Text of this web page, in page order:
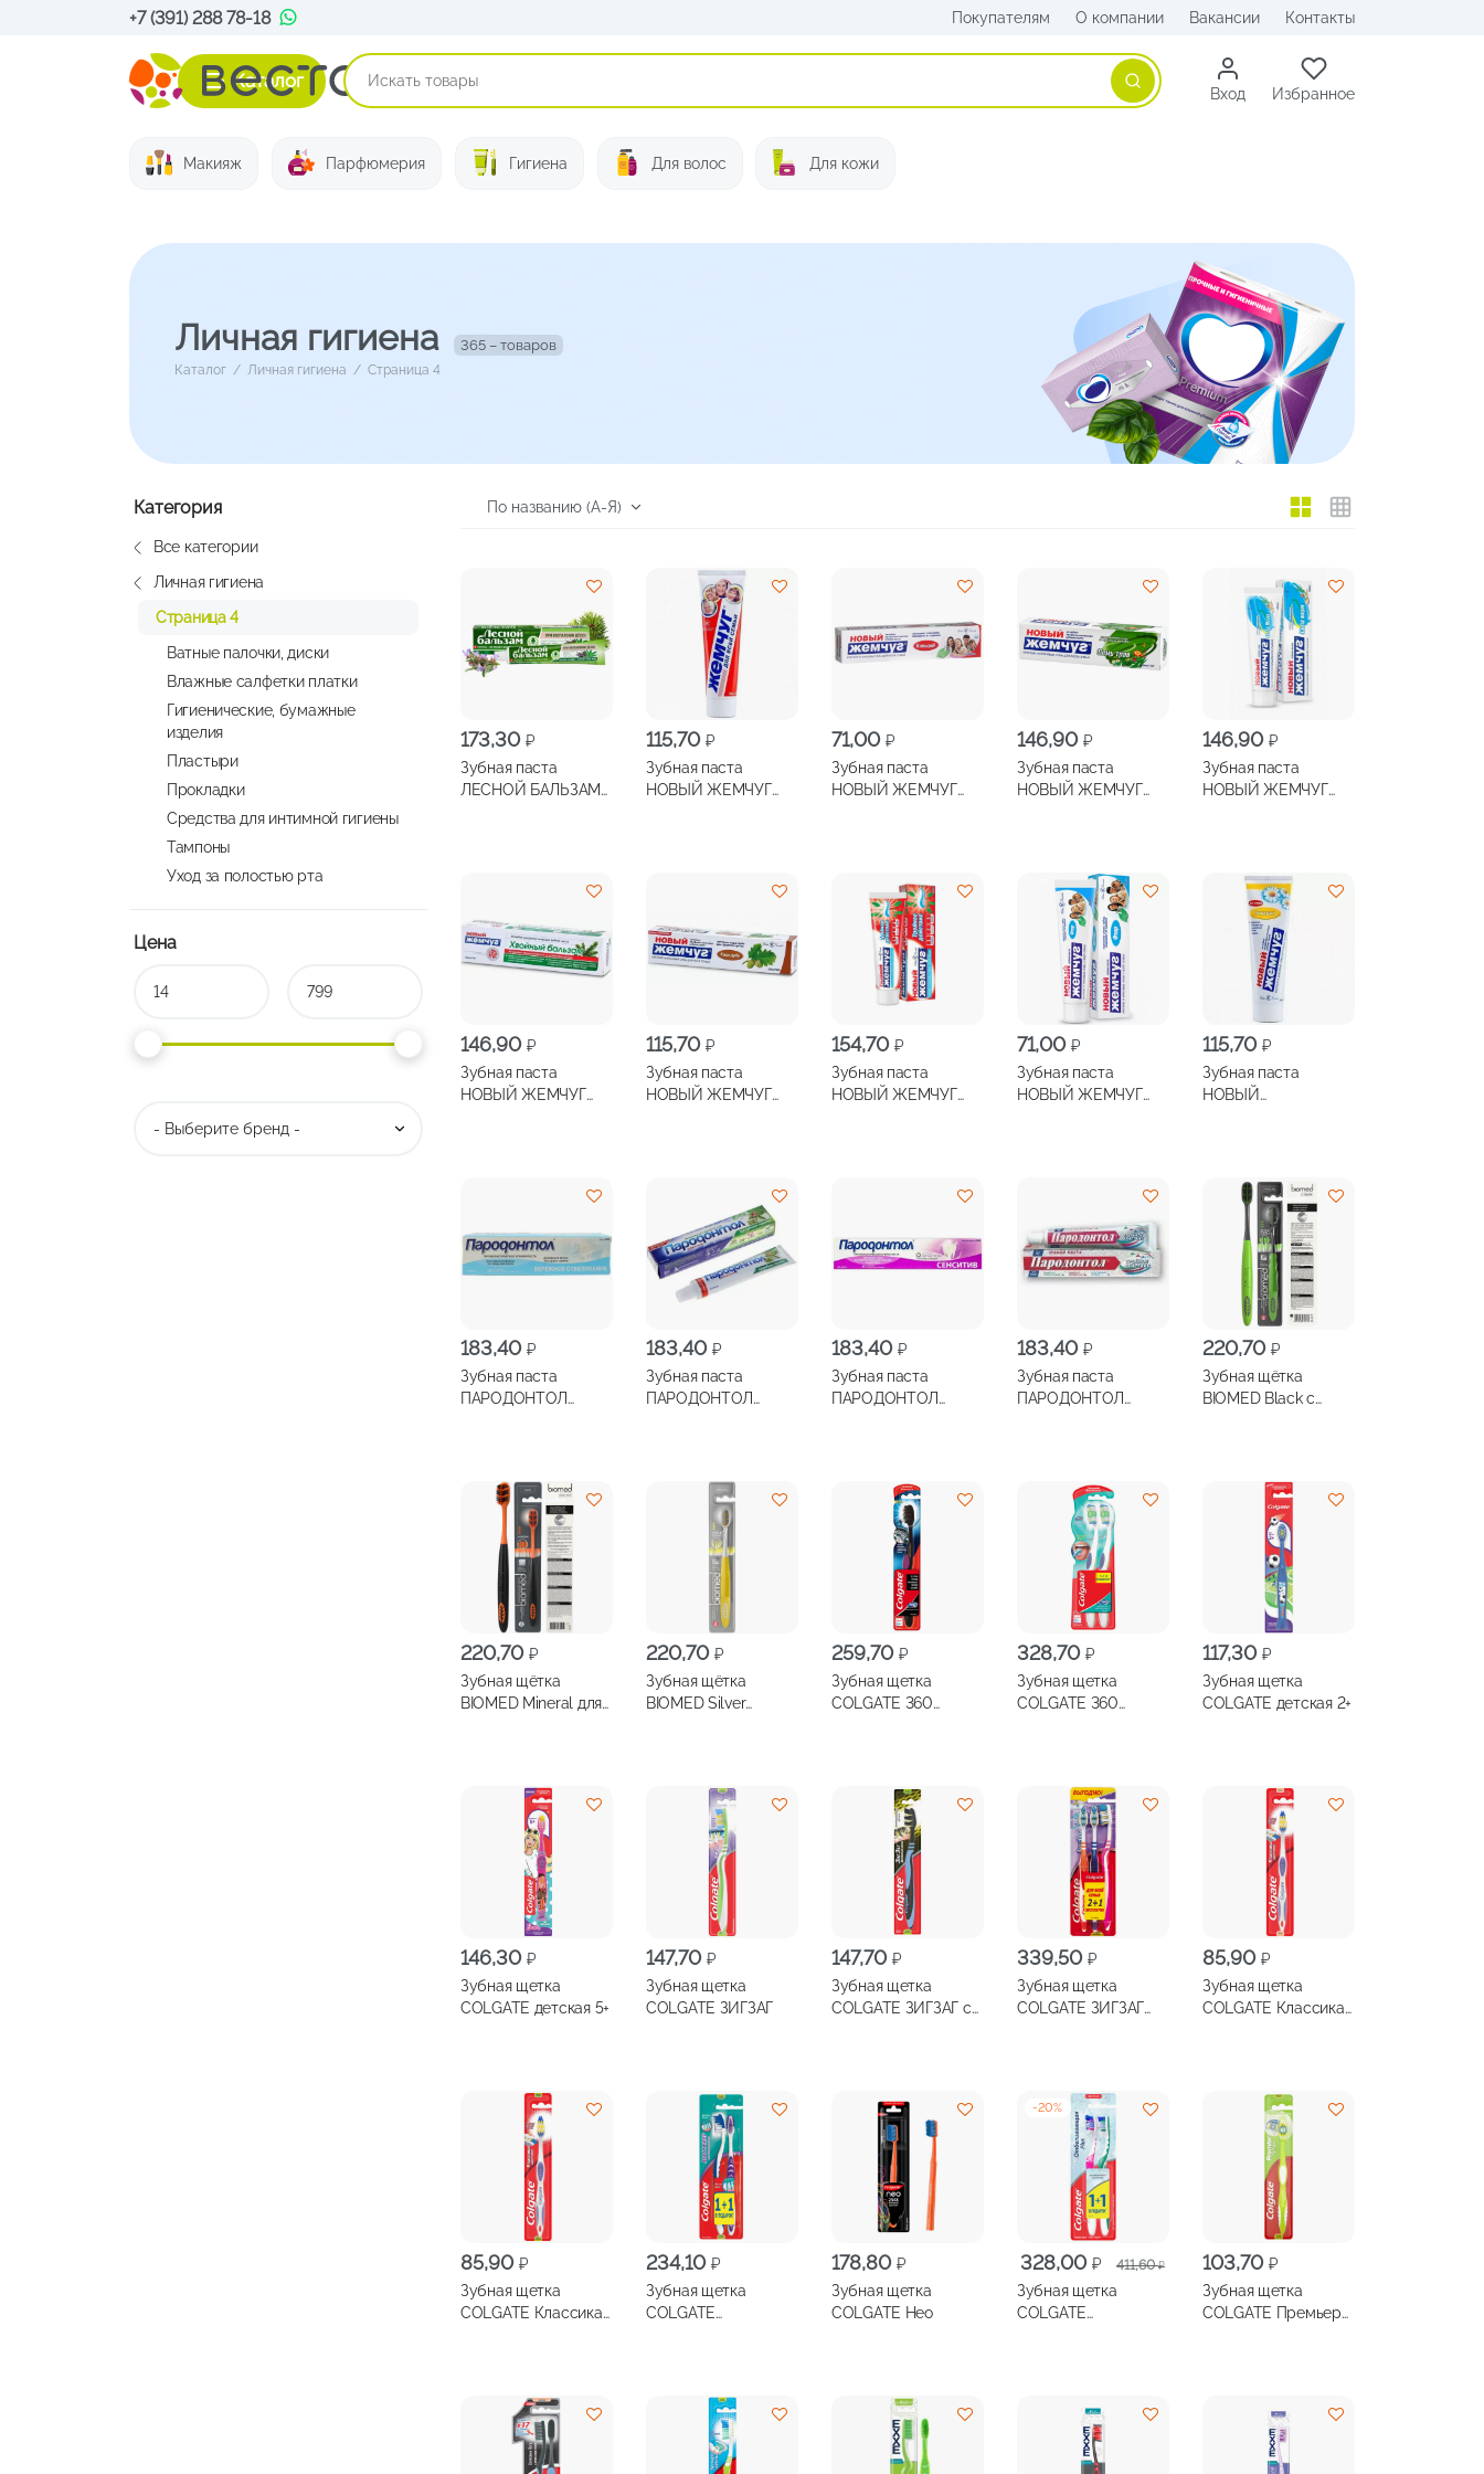
+7 (391) 288 78-18 Покупателям О компании Вакансии Контакты
Каталог
Поиск
Вход Избранное
Макияж Парфюмерия Гигиена Для волос Для кожи
Личная гигиена 365 – товаров
Каталог / Личная гигиена / Страница 4
Категория
Все категории
Личная гигиена
Страница 4
Ватные палочки, диски
Влажные салфетки платки
Гигиенические, бумажные
изделия
Пластыри
Прокладки
Средства для интимной гигиены
Тампоны
Уход за полостью рта
Цена
173,30 ₽
Зубная паста
ЛЕСНОЙ БАЛЬЗАМ
115,70 ₽
Зубная паста
НОВЫЙ ЖЕМЧУГ
71,00 ₽
Зубная паста
НОВЫЙ ЖЕМЧУГ
146,90 ₽
Зубная паста
НОВЫЙ ЖЕМЧУГ
146,90 ₽
Зубная паста
НОВЫЙ ЖЕМЧУГ
146,90 ₽
Зубная паста
НОВЫЙ ЖЕМЧУГ
115,70 ₽
Зубная паста
НОВЫЙ ЖЕМЧУГ
154,70 ₽
Зубная паста
НОВЫЙ ЖЕМЧУГ
71,00 ₽
Зубная паста
НОВЫЙ ЖЕМЧУГ
115,70 ₽
Зубная паста
НОВЫЙ
183,40 ₽
Зубная паста
ПАРОДОНТОЛ
183,40 ₽
Зубная паста
ПАРОДОНТОЛ
183,40 ₽
Зубная паста
ПАРОДОНТОЛ
183,40 ₽
Зубная паста
ПАРОДОНТОЛ
220,70 ₽
Зубная щётка
BIOMED Black c
220,70 ₽
Зубная щётка
BIOMED Mineral для
220,70 ₽
Зубная щётка
BIOMED Silver
259,70 ₽
Зубная щетка
COLGATE 360
328,70 ₽
Зубная щетка
COLGATE 360
117,30 ₽
Зубная щетка
COLGATE детская 2+
146,30 ₽
Зубная щетка
COLGATE детская 5+
147,70 ₽
Зубная щетка
COLGATE ЗИГЗАГ
147,70 ₽
Зубная щетка
COLGATE ЗИГЗАГ с
339,50 ₽
Зубная щетка
COLGATE ЗИГЗАГ
85,90 ₽
Зубная щетка
COLGATE Классика
85,90 ₽
Зубная щетка
COLGATE Классика
234,10 ₽
Зубная щетка
COLGATE
178,80 ₽
Зубная щетка
COLGATE Нео
-20%
411,60₽
Первоначальная
цена
составляла
328,00 ₽
Текущая
цена:
328,00 ₽.
Зубная щетка
COLGATE
103,70 ₽
Зубная щетка
COLGATE Премьер